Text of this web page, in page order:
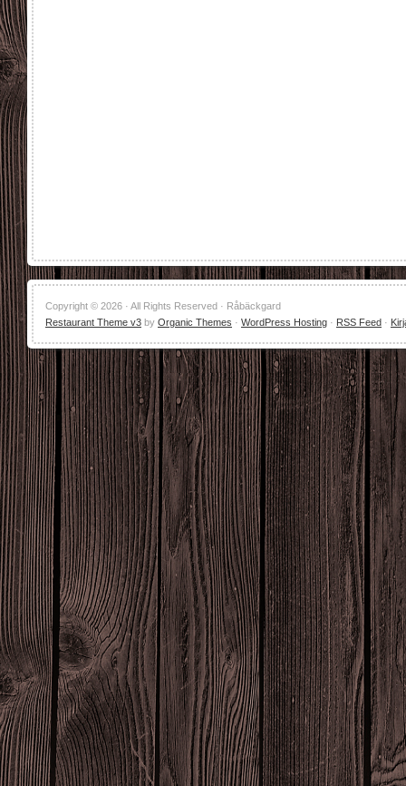
Copyright © 2026 · All Rights Reserved · Råbäckgard
Restaurant Theme v3 by Organic Themes · WordPress Hosting · RSS Feed ·